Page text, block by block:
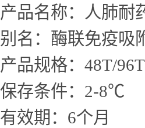
产品名称：人肺耐
别名：酶联免疫吸
产品规格：48T/96T
保存条件：2-8℃
有效期：6个月